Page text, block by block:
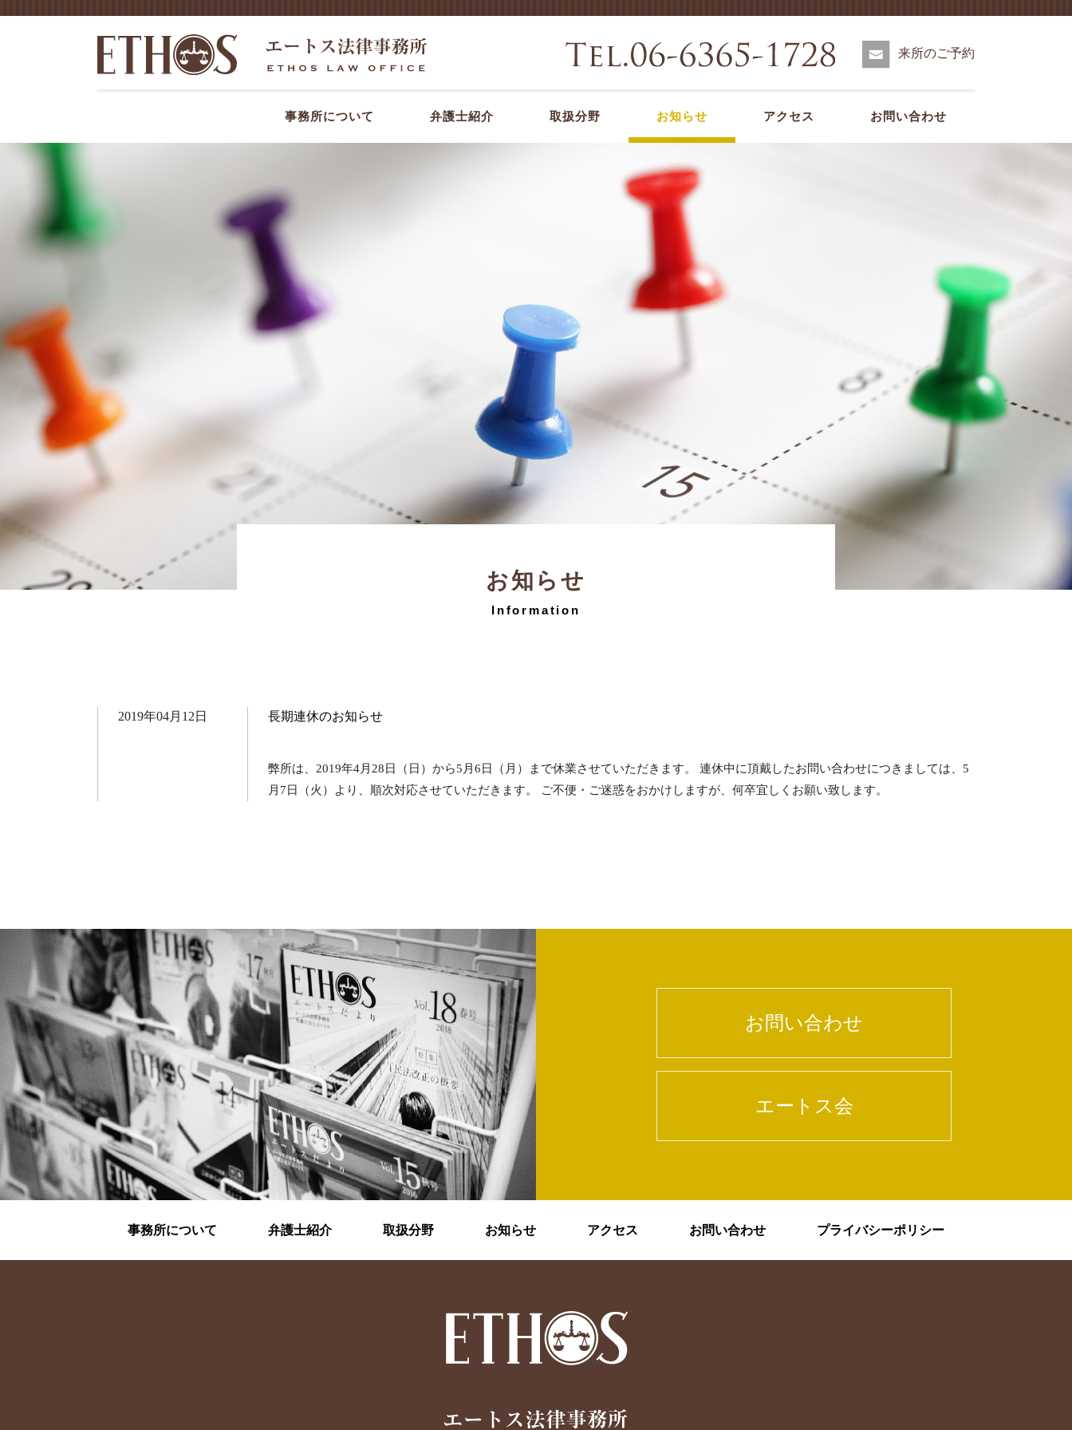
来所のご予約
事務所について 弁護士紹介 取扱分野 お知らせ アクセス お問い合わせ
お知らせ
Information
2019年04月12日 長期連休のお知らせ
弊所は、2019年4月28日（日）から5月6日（月）まで休業させていただきます。 連休中に頂戴したお問い合わせにつきましては、5
月7日（火）より、順次対応させていただきます。 ご不便・ご迷惑をおかけしますが、何卒宜しくお願い致します。
お問い合わせ
エートス会
事務所について 弁護士紹介 取扱分野 お知らせ アクセス お問い合わせ プライバシーポリシー